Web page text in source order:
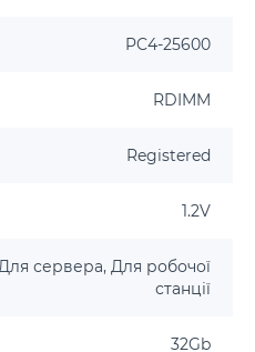
PC4-25600
RDIMM
Registered
1.2V
сервера, Для робочої
станції
32Gb